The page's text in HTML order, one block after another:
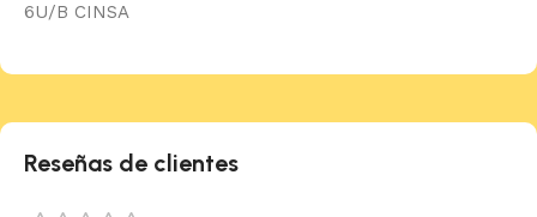
6U/B CINSA
Reseñas de clientes